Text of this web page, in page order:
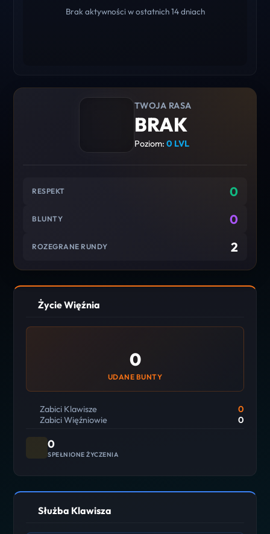
Brak aktywności w ostatnich 14 dniach
TWOJA RASA
BRAK
Poziom: 0 LVL
RESPEKT 0
BLUNTY 0
ROZEGRANE RUNDY 2
Życie Więźnia
0
UDANE BUNTY
Zabici Klawisze
0
Zabici Więźniowie
0
0
SPEŁNIONE ŻYCZENIA
Służba Klawisza